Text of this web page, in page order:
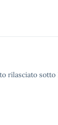
rilasciato